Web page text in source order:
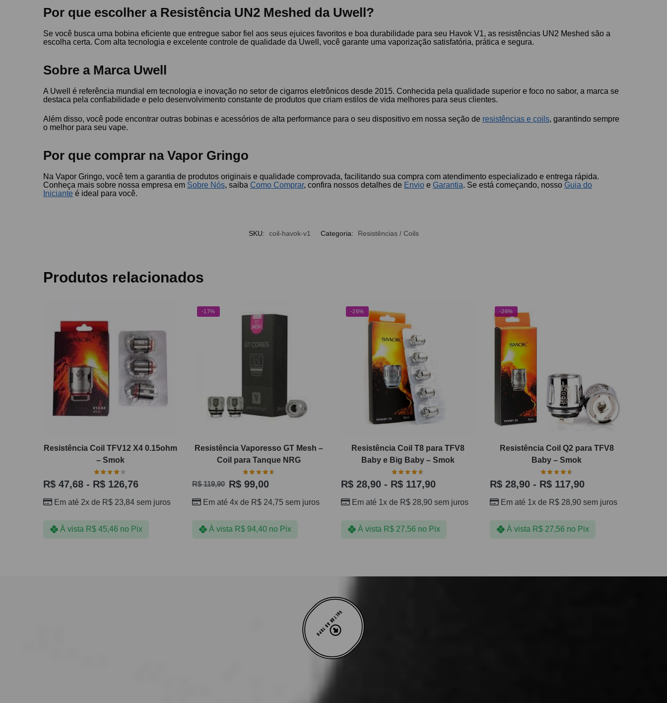
Por que escolher a Resistência UN2 Meshed da Uwell?
Se você busca uma bobina eficiente que entregue sabor fiel aos seus ejuices favoritos e boa durabilidade para seu Havok V1, as resistências UN2 Meshed são a
escolha certa. Com alta tecnologia e excelente controle de qualidade da Uwell, você garante uma vaporização satisfatória, prática e segura.
Sobre a Marca Uwell
A Uwell é referência mundial em tecnologia e inovação no setor de cigarros eletrônicos desde 2015. Conhecida pela qualidade superior e foco no sabor, a marca se
destaca pela confiabilidade e pelo desenvolvimento constante de produtos que criam estilos de vida melhores para seus clientes.
Além disso, você pode encontrar outras bobinas e acessórios de alta performance para o seu dispositivo em nossa seção de resistências e coils, garantindo sempre
o melhor para seu vape.
Por que comprar na Vapor Gringo
Na Vapor Gringo, você tem a garantia de produtos originais e qualidade comprovada, facilitando sua compra com atendimento especializado e entrega rápida.
Conheça mais sobre nossa empresa em Sobre Nós, saiba Como Comprar, confira nossos detalhes de Envio e Garantia. Se está começando, nosso Guia do
Iniciante é ideal para você.
SKU: coil-havok-v1 Categoria: Resistências / Coils
Produtos relacionados
Resistência Coil TFV12 X4 0.15ohm
– Smok
R$ 47,68 - R$ 126,76
Em até 2x de R$ 23,84 sem juros
À vista R$45,46 no Pix
-17%
Resistência Vaporesso GT Mesh –
Coil para Tanque NRG
R$119,90 R$ 99,00
Em até 4x de R$ 24,75 sem juros
À vista R$94,40 no Pix
-26%
Resistência Coil T8 para TFV8
Baby e Big Baby – Smok
R$28,90 - R$117,90
Em até 1x de R$28,90sem juros
À vista R$27,56 no Pix
-26%
Resistência Coil Q2 para TFV8
Baby – Smok
R$28,90 - R$117,90
Em até 1x de R$28,90sem juros
À vista R$27,56 no Pix
VOLTAR AO TOPO